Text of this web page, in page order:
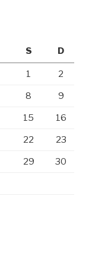
S D
1 2
8 9
15 16
22 23
29 30